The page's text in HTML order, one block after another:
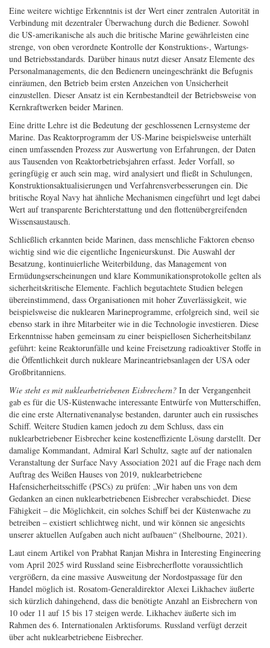
Eine weitere wichtige Erkenntnis ist der Wert einer zentralen Autorität in
Verbindung mit dezentraler Überwachung durch die Bediener. Sowohl
die US-amerikanische als auch die britische Marine gewährleisten eine
strenge, von oben verordnete Kontrolle der Konstruktions-, Wartungs-
und Betriebsstandards. Darüber hinaus nutzt dieser Ansatz Elemente des
Personalmanagements, die den Bedienern uneingeschränkt die Befugnis
einräumen, den Betrieb beim ersten Anzeichen von Unsicherheit
einzustellen. Dieser Ansatz ist ein Kernbestandteil der Betriebsweise von
Kernkraftwerken beider Marinen.
Eine dritte Lehre ist die Bedeutung der geschlossenen Lernsysteme der
Marine. Das Reaktorprogramm der US-Marine beispielsweise unterhält
einen umfassenden Prozess zur Auswertung von Erfahrungen, der Daten
aus Tausenden von Reaktorbetriebsjahren erfasst. Jeder Vorfall, so
geringfügig er auch sein mag, wird analysiert und fließt in Schulungen,
Konstruktionsaktualisierungen und Verfahrensverbesserungen ein. Die
britische Royal Navy hat ähnliche Mechanismen eingeführt und legt dabei
Wert auf transparente Berichterstattung und den flottenübergreifenden
Wissensaustausch.
Schließlich erkannten beide Marinen, dass menschliche Faktoren ebenso
wichtig sind wie die eigentliche Ingenieurskunst. Die Auswahl der
Besatzung, kontinuierliche Weiterbildung, das Management von
Ermüdungserscheinungen und klare Kommunikationsprotokolle gelten als
sicherheitskritische Elemente. Fachlich begutachtete Studien belegen
übereinstimmend, dass Organisationen mit hoher Zuverlässigkeit, wie
beispielsweise die nuklearen Marineprogramme, erfolgreich sind, weil sie
ebenso stark in ihre Mitarbeiter wie in die Technologie investieren. Diese
Erkenntnisse haben gemeinsam zu einer beispiellosen Sicherheitsbilanz
geführt: keine Reaktorunfälle und keine Freisetzung radioaktiver Stoffe in
die Öffentlichkeit durch nukleare Marineantriebsanlagen der USA oder
Großbritanniens.
Wie steht es mit nuklearbetriebenen Eisbrechern? In der Vergangenheit
gab es für die US-Küstenwache interessante Entwürfe von Mutterschiffen,
die eine erste Alternativenanalyse bestanden, darunter auch ein russisches
Schiff. Weitere Studien kamen jedoch zu dem Schluss, dass ein
nuklearbetriebener Eisbrecher keine kosteneffiziente Lösung darstellt. Der
damalige Kommandant, Admiral Karl Schultz, sagte auf der nationalen
Veranstaltung der Surface Navy Association 2021 auf die Frage nach dem
Auftrag des Weißen Hauses von 2019, nuklearbetriebene
Hafensicherheitsschiffe (PSCs) zu prüfen: „Wir haben uns von dem
Gedanken an einen nuklearbetriebenen Eisbrecher verabschiedet. Diese
Fähigkeit – die Möglichkeit, ein solches Schiff bei der Küstenwache zu
betreiben – existiert schlichtweg nicht, und wir können sie angesichts
unserer aktuellen Aufgaben auch nicht aufbauen“ (Shelbourne, 2021).
Laut einem Artikel von Prabhat Ranjan Mishra in Interesting Engineering
vom April 2025 wird Russland seine Eisbrecherflotte voraussichtlich
vergrößern, da eine massive Ausweitung der Nordostpassage für den
Handel möglich ist. Rosatom-Generaldirektor Alexei Likhachev äußerte
sich kürzlich dahingehend, dass die benötigte Anzahl an Eisbrechern von
10 oder 11 auf 15 bis 17 steigen werde. Likhachev äußerte sich im
Rahmen des 6. Internationalen Arktisforums. Russland verfügt derzeit
über acht nuklearbetriebene Eisbrecher.